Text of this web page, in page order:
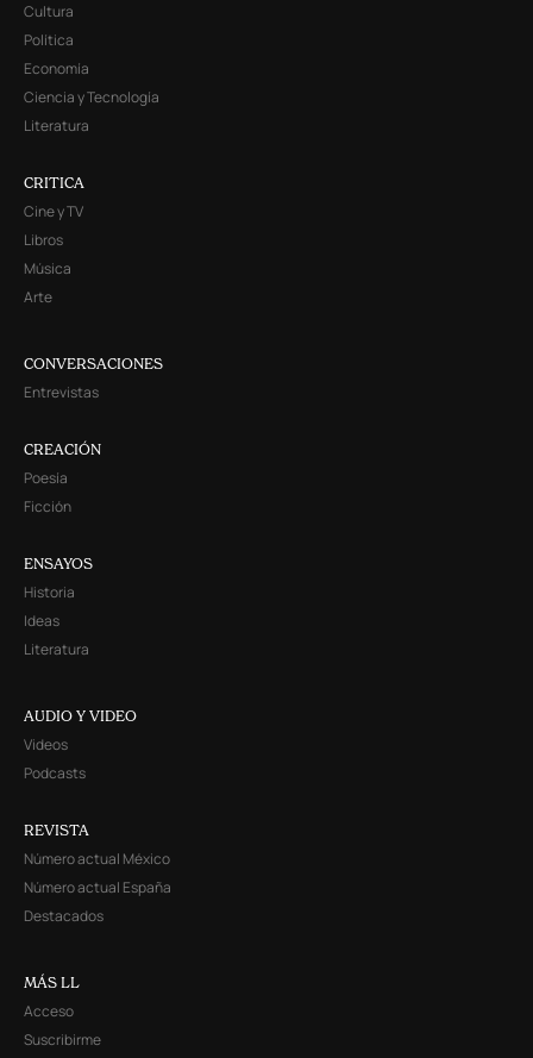
Cultura
Política
Economía
Ciencia y Tecnología
Literatura
CRITICA
Cine y TV
Libros
Música
Arte
CONVERSACIONES
Entrevistas
CREACIÓN
Poesía
Ficción
ENSAYOS
Historia
Ideas
Literatura
AUDIO Y VIDEO
Videos
Podcasts
REVISTA
Número actual México
Número actual España
Destacados
MÁS LL
Acceso
Suscribirme